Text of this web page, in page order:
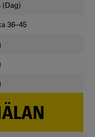
(Dag)
36–45